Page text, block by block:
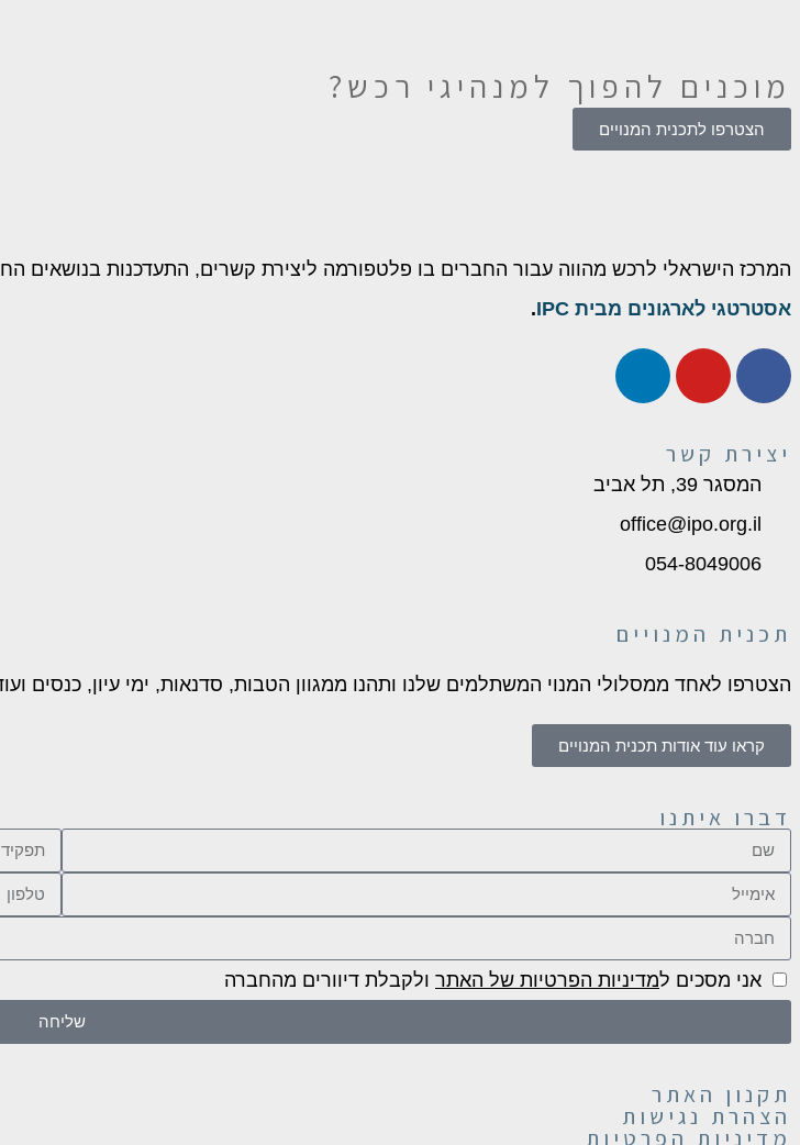
מוכנים להפוך למנהיגי רכש?
הצטרפו לתכנית המנויים
המרכז הישראלי לרכש מהווה עבור החברים בו פלטפורמה ליצירת קשרים, התעדכנות
אסטרטגי לארגונים מבית IPC
.
יצירת קשר
המסגר 39, תל אביב
office@ipo.org.il
054-8049006
תכנית המנויים
הצטרפו לאחד ממסלולי המנוי המשתלמים שלנו ותהנו ממגוון הטבות, סדנאות, ימי עיון, כנסים
קראו עוד אודות תכנית המנויים
דברו איתנו
אני מסכים למדיניות הפרטיות של האתר ולקבלת דיוורים מהחברה
שליחה
תקנון האתר
הצהרת נגישות
מדיניות הפרטיות